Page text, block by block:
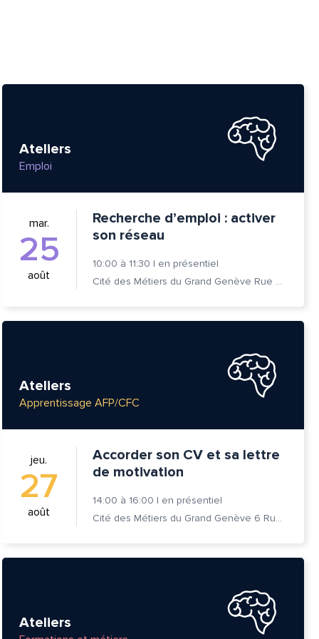
Ateliers
Emploi
mar.
25
août
Recherche d’emploi : activer
son réseau
10:00 à 11:30 | en présentiel
Cité des Métiers du Grand Genève Rue Prévost-Martin 6 1205 Genève
Ateliers
Apprentissage AFP/CFC
jeu.
27
août
Accorder son CV et sa lettre
de motivation
14:00 à 16:00 | en présentiel
Cité des Métiers du Grand Genève 6 Rue Prévost-Martin 1205 Genève
Ateliers